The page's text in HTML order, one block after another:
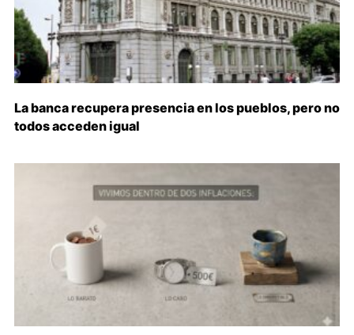
La banca recupera presencia en los pueblos, pero no
todos acceden igual